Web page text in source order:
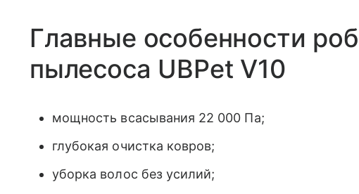
Главные особенности
пылесоса UBPet V10
мощность всасывания 22 000 Па;
глубокая очистка ковров;
уборка волос без усилий;